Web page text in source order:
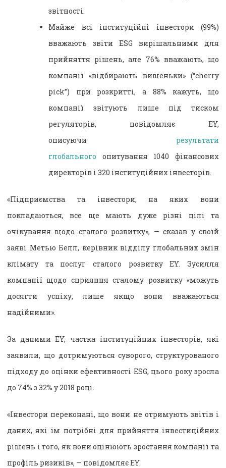
звітності.
Майже всі інституційні інвестори (99%)
вважають звіти ESG вирішальними для
прийняття рішень, але 76% вважають, що
компанії «відбирають вишеньки» (“cherry
pick”) при розкритті, а 88% кажуть, що
компанії звітують лише під тиском
регуляторів, повідомляє EY,
описуючи результати
глобального опитування 1040 фінансових
директорів і 320 інституційних інвесторів.
«Підприємства та інвестори, на яких вони
покладаються, все ще мають дуже різні цілі та
очікування щодо сталого розвитку», — сказав у своїй
заяві Метью Белл, керівник відділу глобальних змін
клімату та послуг сталого розвитку EY. Зусилля
компанії щодо сприяння сталому розвитку «можуть
досягти успіху, лише якщо вони вважаються
надійними».
За даними EY, частка інституційних інвесторів, які
заявили, що дотримуються суворого, структурованого
підходу до оцінки ефективності ESG, цього року зросла
до 74% з 32% у 2018 році.
«Інвестори переконані, що вони не отримують звітів і
даних, які їм потрібні для прийняття інвестиційних
рішень і того, як вони оцінюють зростання компанії та
профіль ризиків», — повідомляє EY.